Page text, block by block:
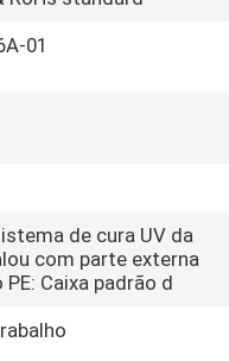
01
de cura UV da
com parte externa
Caixa padrão d